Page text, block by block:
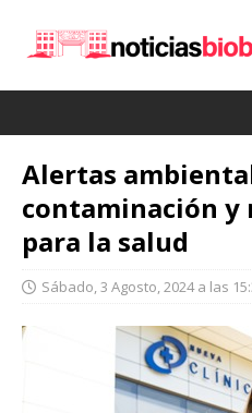
Alertas
contaminación y
para la salud
Sábado, 3 Agosto, 2024 a las